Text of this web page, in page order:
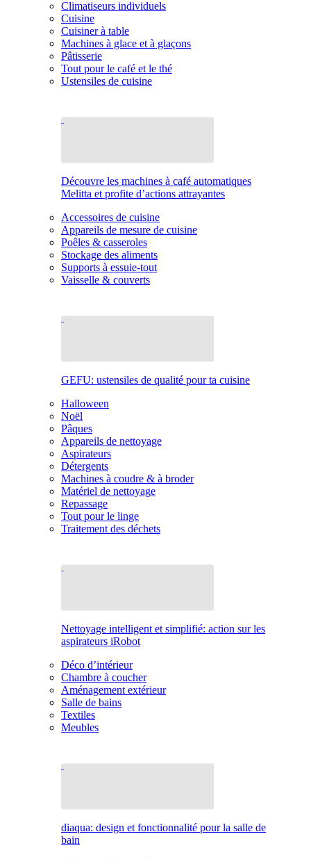
Climatiseurs individuels
Cuisine
Cuisiner à table
Machines à glace et à glaçons
Pâtisserie
Tout pour le café et le thé
Ustensiles de cuisine
Découvre les machines à café automatiques
Melitta et profite d’actions attrayantes
Accessoires de cuisine
Appareils de mesure de cuisine
Poêles & casseroles
Stockage des aliments
Supports à essuie-tout
Vaisselle & couverts
GEFU: ustensiles de qualité pour ta cuisine
Halloween
Noël
Pâques
Appareils de nettoyage
Aspirateurs
Détergents
Machines à coudre & à broder
Matériel de nettoyage
Repassage
Tout pour le linge
Traitement des déchets
Nettoyage intelligent et simplifié: action sur les
aspirateurs iRobot
Déco d’intérieur
Chambre à coucher
Aménagement extérieur
Salle de bains
Textiles
Meubles
diaqua: design et fonctionnalité pour la salle de
bain